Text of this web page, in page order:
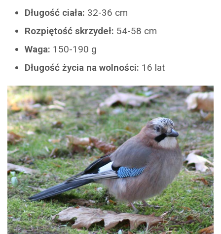
Długość ciała: 32-36 cm
Rozpiętość skrzydeł: 54-58 cm
Waga: 150-190 g
Długość życia na wolności: 16 lat